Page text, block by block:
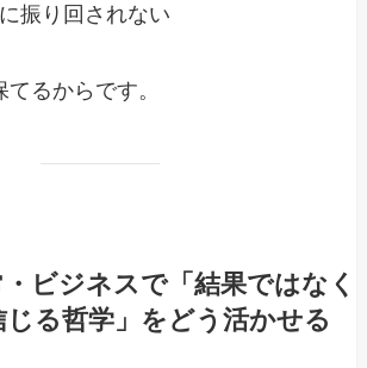
振り回されない
るからです。
ビジネスで「結果ではなく
る哲学」をどう活かせる